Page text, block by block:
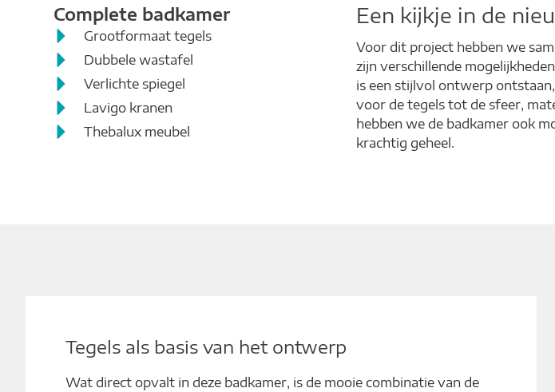
Een kijkje in de
Voor dit project hebben we
zijn verschillende
is een stijlvol ontwerp
voor de tegels tot de sfeer,
hebben we de badkamer ook
krachtig geheel.
Complete badkamer
Grootformaat tegels
Dubbele wastafel
Verlichte spiegel
Lavigo kranen
Thebalux meubel
Tegels als basis van het ontwerp
Wat direct opvalt in deze badkamer, is de mooie combinatie van de